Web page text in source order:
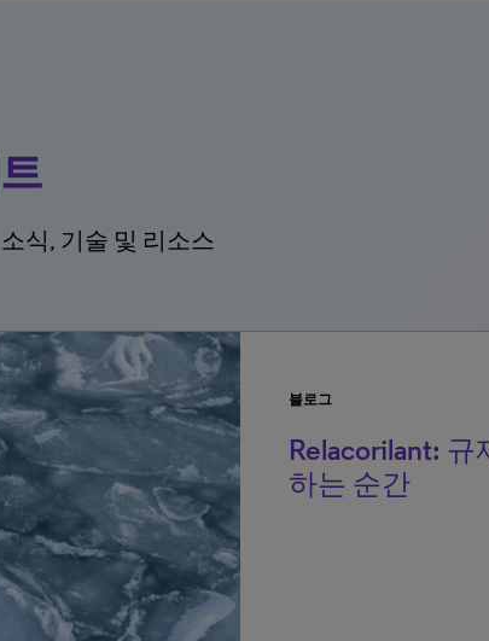
식, 기술 및 리소스
블로그
Relacorilant:
하는 순간